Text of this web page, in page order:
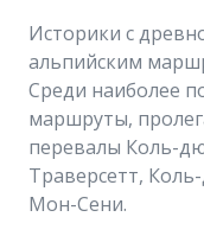
Историки с
альпийским
Среди наиболее
маршруты,
перевалы Коль-
Траверсетт,
Мон-Сени.